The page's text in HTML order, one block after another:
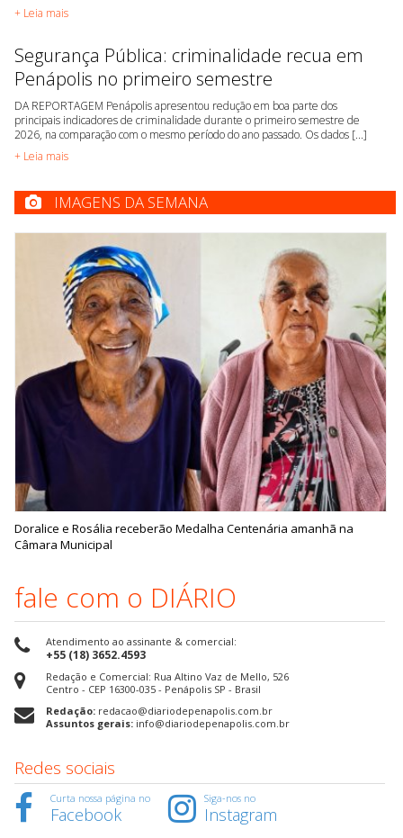
+ Leia mais
Segurança Pública: criminalidade recua em
Penápolis no primeiro semestre
DA REPORTAGEM Penápolis apresentou redução em boa parte dos
principais indicadores de criminalidade durante o primeiro semestre de
2026, na comparação com o mesmo período do ano passado. Os dados [...]
+ Leia mais
IMAGENS DA SEMANA
Doralice e Rosália receberão Medalha Centenária amanhã na
Câmara Municipal
fale com o DIÁRIO
Atendimento ao assinante & comercial:
+55 (18) 3652.4593
Redação e Comercial: Rua Altino Vaz de Mello, 526
Centro - CEP 16300-035 - Penápolis SP - Brasil
Redação: redacao@diariodepenapolis.com.br
Assuntos gerais: info@diariodepenapolis.com.br
Redes sociais
Curta nossa página no
Facebook
Siga-nos no
Instagram